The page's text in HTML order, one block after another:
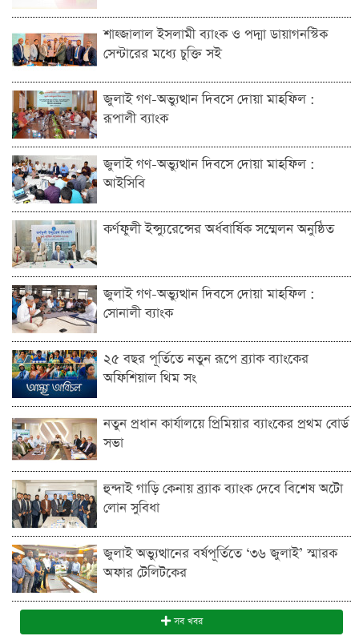
শাহ্জালাল ইসলামী ব্যাংক ও পদ্মা ডায়াগনস্টিক
সেন্টারের মধ্যে চুক্তি সই
জুলাই গণ-অভ্যুত্থান দিবসে দোয়া মাহফিল :
রূপালী ব্যাংক
জুলাই গণ-অভ্যুত্থান দিবসে দোয়া মাহফিল :
আইসিবি
কর্ণফুলী ইন্স্যুরেন্সের অর্ধবার্ষিক সম্মেলন অনুষ্ঠিত
জুলাই গণ-অভ্যুত্থান দিবসে দোয়া মাহফিল :
সোনালী ব্যাংক
২৫ বছর পূর্তিতে নতুন রূপে ব্র্যাক ব্যাংকের
অফিশিয়াল থিম সং
নতুন প্রধান কার্যালয়ে প্রিমিয়ার ব্যাংকের প্রথম বোর্ড
সভা
হুন্দাই গাড়ি কেনায় ব্র্যাক ব্যাংক দেবে বিশেষ অটো
লোন সুবিধা
জুলাই অভ্যুত্থানের বর্ষপূর্তিতে ‘৩৬ জুলাই’ স্মারক
অফার টেলিটকের
সব খবর